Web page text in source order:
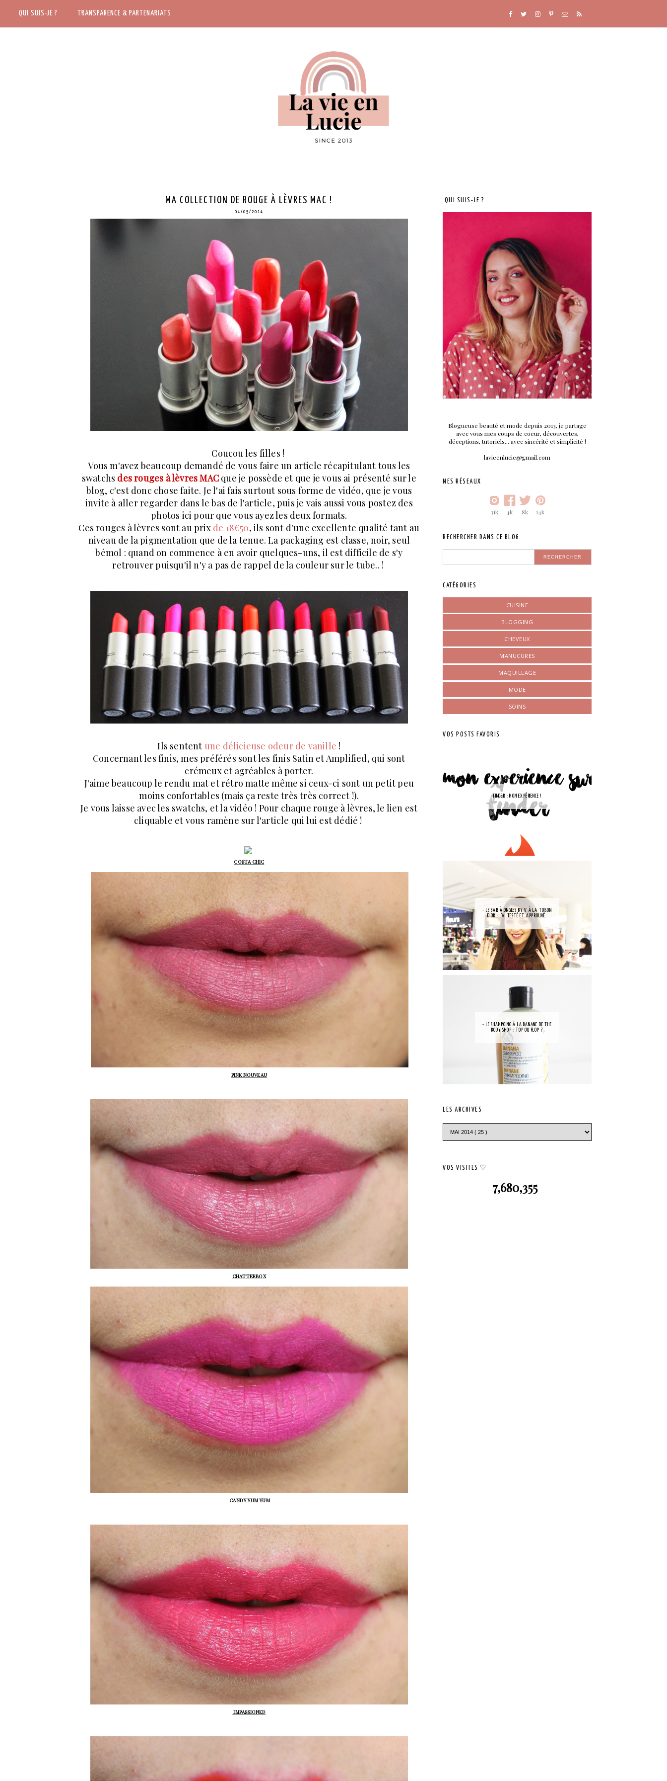
ACCUEIL QUI SUIS-JE ? TRANSPARENCE & PARTENARIATS
MA COLLECTION DE ROUGE À LÈVRES MAC !
04/05/2014
Coucou les filles !
Vous m'avez beaucoup demandé de vous faire un article récapitulant tous les
swatchs des rouges à lèvres MAC que je possède et que je vous ai présenté sur le
blog, c'est donc chose faite. Je l'ai fais surtout sous forme de vidéo, que je vous
invite à aller regarder dans le bas de l'article, puis je vais aussi vous postez des
photos ici pour que vous ayez les deux formats.
Ces rouges à lèvres sont au prixde 18€50, ils sont d'une excellente qualité tant au
niveau de la pigmentation que de la tenue. La packaging est classe, noir, seul
bémol : quand on commence à en avoir quelques-uns, il est difficile de s'y
retrouver puisqu'il n'y a pas de rappel de la couleur sur le tube.. !
Ils sentent une délicieuse odeur de vanille !
Concernant les finis, mes préférés sont les finis Satin et Amplified, qui sont
crémeux et agréables à porter.
J'aime beaucoup le rendu mat et rétro matte même si ceux-ci sont un petit peu
moins confortables (mais ça reste très très correct !).
Je vous laisse avec les swatchs, et la vidéo ! Pour chaque rouge à lèvres, le lien est
cliquable et vous ramène sur l'article qui lui est dédié !
COSTA CHIC
PINK NOUVEAU
CHATTERBOX
CANDY YUM YUM
IMPASSIONED
QUI SUIS-JE ?
Blogueuse beauté et mode depuis 2013, je partage
avec vous mes coups de coeur, découvertes,
déceptions, tutoriels... avec sincérité et simplicité !
lavieenlucie@gmail.com
MES RÉSEAUX
31k 4k 8k 14k
RECHERCHER DANS CE BLOG
CATÉGORIES
CUISINE
BLOGGING
CHEVEUX
MANUCURES
MAQUILLAGE
MODE
SOINS
VOS POSTS FAVORIS
TINDER : MON EXPÉRIENCE !
- LE BAR À ONGLES BY V À LA TOISON
D'OR : J'AI TESTÉ ET APPROUVÉ.
- LE SHAMPOING À LA BANANE DE THE
BODY SHOP : TOP OU FLOP ?
LES ARCHIVES
VOS VISITES ♡
7,680,355
QUI SUIS-JE ? TRANSPARENCE & PARTENARIATS